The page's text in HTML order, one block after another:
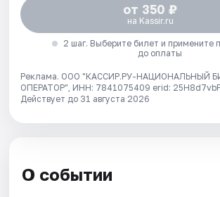
от 350 ₽
на Kassir.ru
2 шаг. Выберите билет и примените
до оплаты
Реклама. ООО "КАССИР.РУ-НАЦИОНАЛЬНЫЙ
ОПЕРАТОР", ИНН: 7841075409 erid:
Действует до 31 августа 2026
О событии